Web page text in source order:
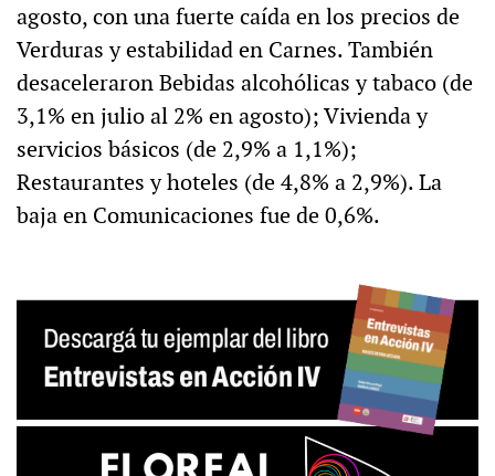
agosto, con una fuerte caída en los precios de
Verduras y estabilidad en Carnes. También
desaceleraron Bebidas alcohólicas y tabaco (de
3,1% en julio al 2% en agosto); Vivienda y
servicios básicos (de 2,9% a 1,1%);
Restaurantes y hoteles (de 4,8% a 2,9%). La
baja en Comunicaciones fue de 0,6%.